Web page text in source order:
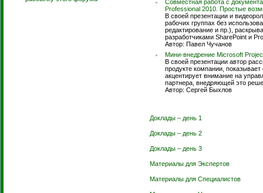
Совместная работа с
Professional 2010. Простые
В своей презентации и
рабочих группах без
редактирование и пр.),
разработчиками SharePoint и
Автор: Павел Чучанов
Мини-внедрение Microsoft
В своей презентации автор
продукте компании,
акцентирует внимание на
партнера, внедряющей это
Автор: Сергей Быхлов
Доклады – день 1
Доклады – день 2
Доклады – день 3
Материалы для Экспертов
Материалы для Специалистов